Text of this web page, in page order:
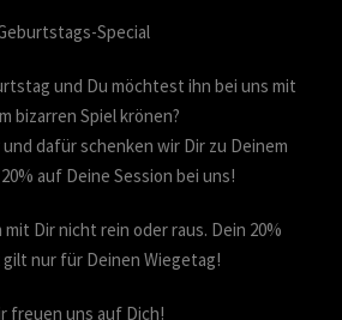
Special
und Du möchtest ihn bei uns mit
bizarren Spiel krönen?
dafür schenken wir Dir zu Deinem
auf Deine Session bei uns!
Dir nicht rein oder raus. Dein 20%
gilt nur für Deinen Wiegetag!
freuen uns auf Dich!